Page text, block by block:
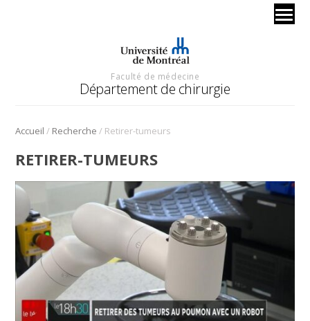
Faculté de médecine
Département de chirurgie
Accueil / Recherche / Retirer-tumeurs
RETIRER-TUMEURS